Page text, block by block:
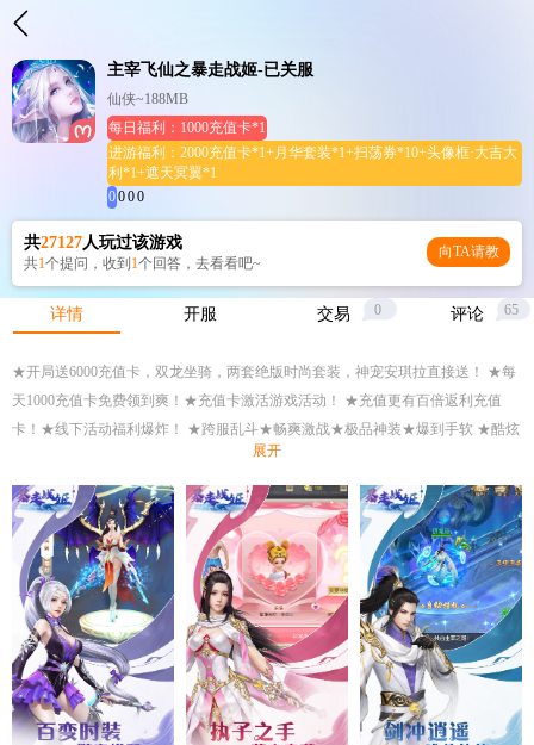
主宰飞仙之暴走战姬-已关服
仙侠~188MB
每日福利：1000充值卡*1
进游福利：2000充值卡*1+月华套装*1+扫荡券*10+头像框·大吉大
利*1+遮天冥翼*1
0000
共27127人玩过该游戏
共1个提问，收到 1个回答，去看看吧~
向TA请教
详情 开服 交易 0 评论 65
★开局送6000充值卡，双龙坐骑，两套绝版时尚套装，神宠安琪拉直接送！ ★每
天1000充值卡免费领到爽！★充值卡激活游戏活动！ ★充值更有百倍返利充值
卡！★线下活动福利爆炸！ ★跨服乱斗★畅爽激战★极品神装★爆到手软 ★酷炫
外形★时尚大咖★福利豪礼★助战飞升 ★帮派集结★称霸全服★浪漫情缘★携手
飞仙 ★百变骑宠★征战天下★万道主宰★傲世飞仙 ★全新御神兽、炼法宝、修仙
翼，更有Q萌灵童由你主宰！ ★独特PVP体验，讨伐BOSS夺取极品装备，激爽打
斗让你欲罢不能！
展开